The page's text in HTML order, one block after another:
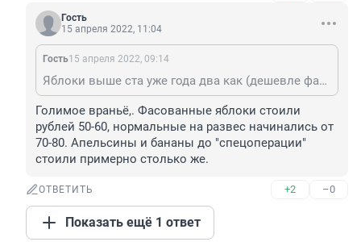
Гость
15 апреля 2022, 11:04
Гость15 апреля 2022, 09:14
Яблоки выше ста уже года два как (дешевле фасованные в пакетах по 2 кг или мелкие). Бананы тоже под сотку ещё в прошлом году были.
Голимое враньё,. Фасованные яблоки стоили
рублей 50-60, нормальные на развес начинались от
70-80. Апельсины и бананы до "спецоперации"
стоили примерно столько же.
ОТВЕТИТЬ +2 –0
Показать ещё 1 ответ